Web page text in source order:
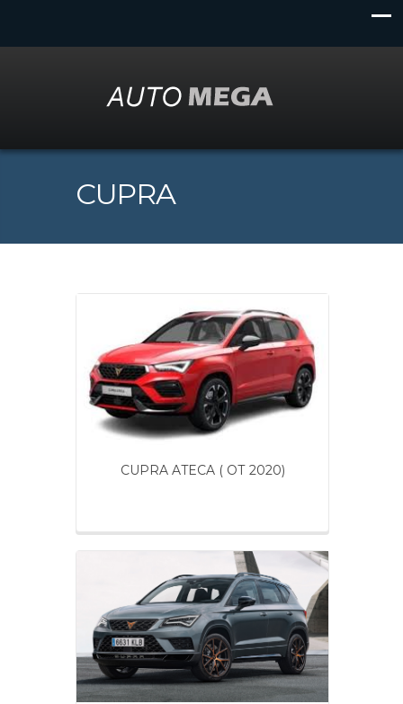
CUPRA
CUPRA ATECA ( ОТ 2020)